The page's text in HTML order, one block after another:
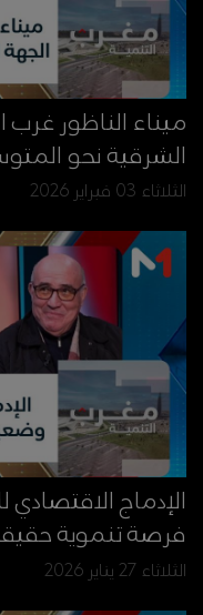
ميناء الناظور
الشرقية نحو
الثلاثاء 03 فبراير 2026
الإدماج
فرصة تنموية
الثلاثاء 27 يناير 2026